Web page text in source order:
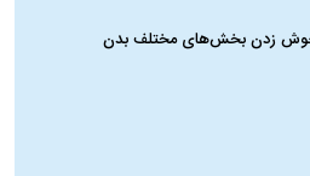
زدن بخش‌های مختلف بدن